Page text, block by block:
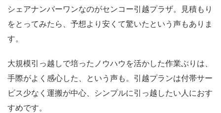
シェアナンバーワンなのがセンコー引越プラザ。見積もり
をとってみたら、予想より安くて驚いたという声もありま
す。
大規模引っ越しで培ったノウハウを活かした作業ぶりは、
手際がよく感心した、という声も。引越プランは付帯サー
ビス少なく運搬が中心、シンプルに引っ越したい人におす
すめです。